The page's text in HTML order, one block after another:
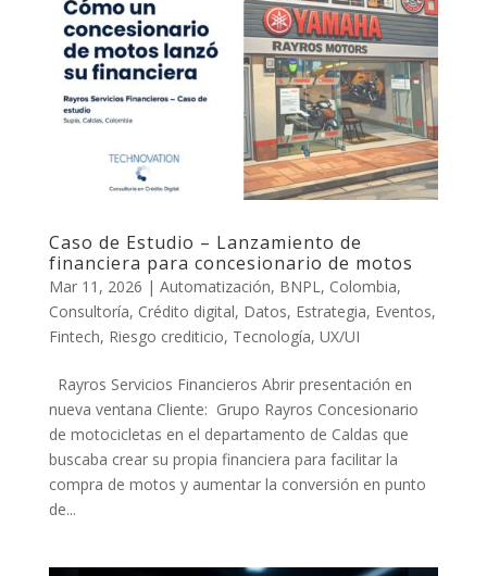
Caso de Estudio – Lanzamiento de
financiera para concesionario de motos
Mar 11, 2026 | Automatización, BNPL, Colombia,
Consultoría, Crédito digital, Datos, Estrategia, Eventos,
Fintech, Riesgo crediticio, Tecnología, UX/UI
Rayros Servicios Financieros Abrir presentación en
nueva ventana Cliente: Grupo Rayros Concesionario
de motocicletas en el departamento de Caldas que
buscaba crear su propia financiera para facilitar la
compra de motos y aumentar la conversión en punto
de...